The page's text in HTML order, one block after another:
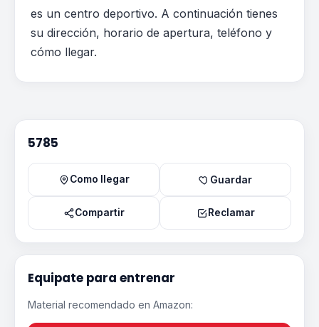
es un centro deportivo. A continuación tienes
su dirección, horario de apertura, teléfono y
cómo llegar.
5785
Como llegar Guardar
Compartir Reclamar
Equipate para entrenar
Material recomendado en Amazon: